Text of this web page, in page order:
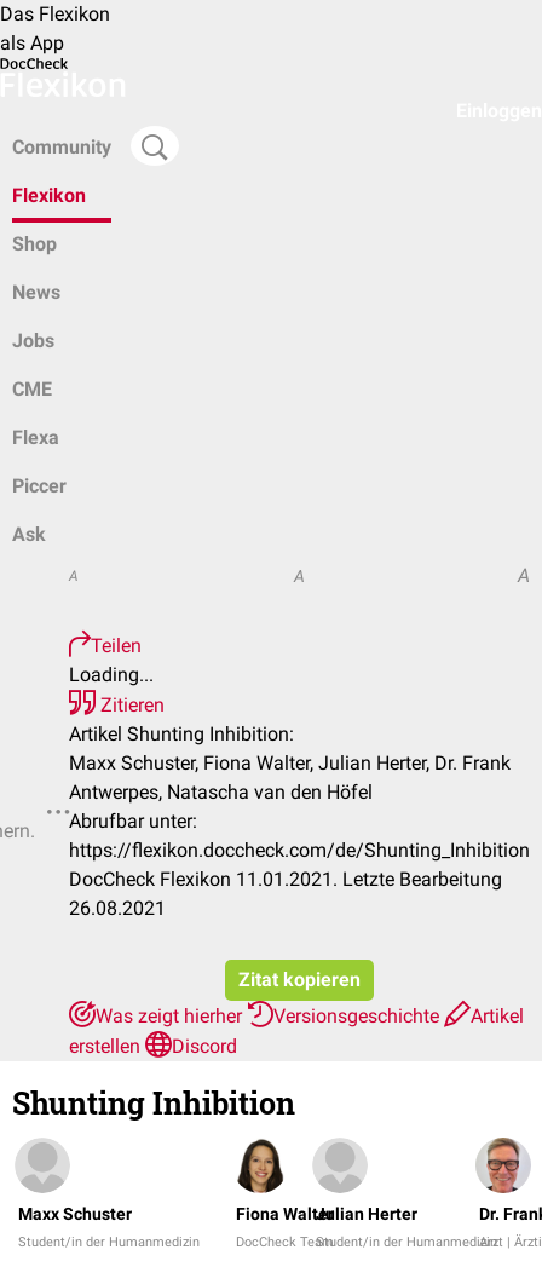
Das Flexikon
als App
Community
Flexikon
Shop
News
Jobs
CME
Flexa
Piccer
Ask
A A A
Teilen
Loading...
Zitieren
Artikel Shunting Inhibition:
Maxx Schuster, Fiona Walter, Julian Herter, Dr. Frank
Antwerpes, Natascha van den Höfel
Abrufbar unter:
https://flexikon.doccheck.com/de/Shunting_Inhibition
DocCheck Flexikon 11.01.2021. Letzte Bearbeitung
26.08.2021
Zitat kopieren
Was zeigt hierher
Versionsgeschichte
Artikel
erstellen
Discord
Shunting Inhibition
Maxx Schuster
Student/in der Humanmedizin
Fiona Walter
DocCheck Team
Julian Herter
Student/in der Humanmedizin
Dr.
Arzt |